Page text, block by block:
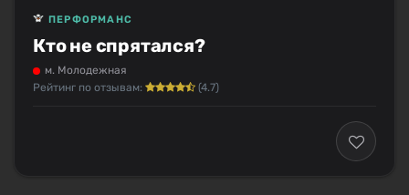
Кто не спрятался?
ПЕРФОРМАНС
м. Молодежная
Рейтинг по отзывам:
(4.7)